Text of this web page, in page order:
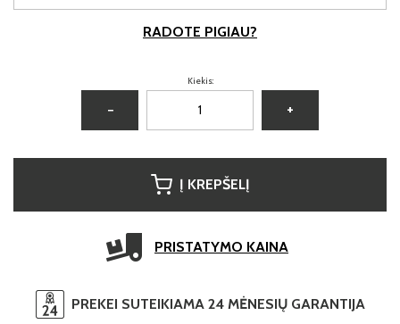
RADOTE PIGIAU?
Kiekis:
− +
Į KREPŠELĮ
PRISTATYMO KAINA
PREKEI SUTEIKIAMA 24 MĖNESIŲ GARANTIJA